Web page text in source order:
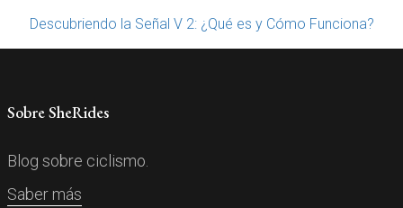
Descubriendo la Señal V 2: ¿Qué es y Cómo Funciona?
Sobre SheRides
Blog sobre ciclismo.
Saber más